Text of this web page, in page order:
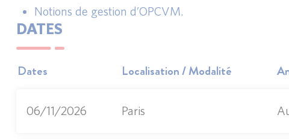
Notions de gestion d’OPCVM.
DATES
Dates Localisation / Modalité
06/11/2026 Paris